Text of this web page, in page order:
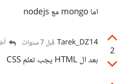
اما mongo مع nodejs
2
Tarek_DZ14 قبل 7 سنوات
بعد ال HTML يجب تعلم CSS